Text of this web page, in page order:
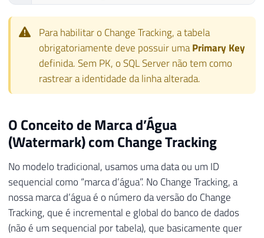
21
23
27
BEGIN
DECLARE @db SYSNAME = DB_NAME() ;
DECLARE @sqlDb NVARCHAR(MAX ) =
        N
'ALTER DATABASE ' + QUOTENAME
EXEC sys.sp_executesql @sqlDb;
Para habilitar o Change Tracking, a tabela
obrigatoriamente deve possuir umaPrimary Key
definida. Sem PK, o SQL Server não tem como
rastrear a identidade da linha alterada.
O Conceito de Marca d’Água
(Watermark) com Change Tracking
No modelo tradicional, usamos uma data ou um ID
sequencial como “marca d’água”. No Change Tracking, a
nossa marca d’água é o número da versão do Change
Tracking, que é incremental e global do banco de dados
(não é um sequencial por tabela), que basicamente quer